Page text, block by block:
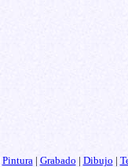
Pintura| Grabado | Dibujo |